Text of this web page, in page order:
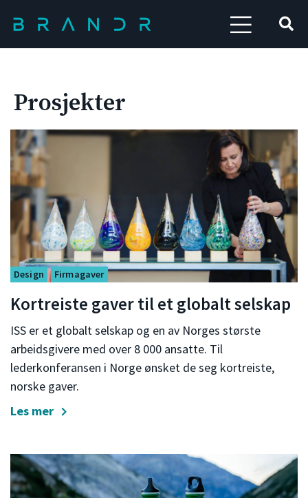
Prosjekter
Design Firmagaver
Kortreiste gaver til et globalt selskap
ISS er et globalt selskap og en av Norges største
arbeidsgivere med over 8 000 ansatte. Til
lederkonferansen i Norge ønsket de seg kortreiste,
norske gaver.
Les mer